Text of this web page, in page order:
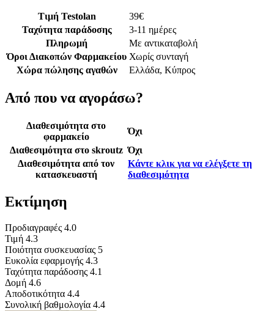
Τιμή Testolan 39€
Ταχύτητα παράδοσης
3-11 ημέρες
Πληρωμή
Με αντικαταβολή
Όροι Διακοπών Φαρμακείου Χωρίς συνταγή
Χώρα πώλησης αγαθών
Ελλάδα, Κύπρος
Από που να αγοράσω?
Διαθεσιμότητα στο
φαρμακείο
Όχι
Διαθεσιμότητα στο skroutz Όχι
Διαθεσιμότητα από τον
κατασκευαστή
Κάντε κλικ για να ελέγξετε τη
διαθεσιμότητα
Εκτίμηση
Προδιαγραφές 4.0
Τιμή 4.3
Ποιότητα συσκευασίας 5
Ευκολία εφαρμογής 4.3
Ταχύτητα παράδοσης 4.1
Δομή 4.6
Αποδοτικότητα 4.4
Συνολική βαθμολογία 4.4